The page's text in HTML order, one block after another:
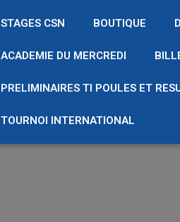
STAGES CSN BOUTIQUE
ACADEMIE DU MERCREDI
PRELIMINAIRES TI POULES ET
TOURNOI INTERNATIONAL